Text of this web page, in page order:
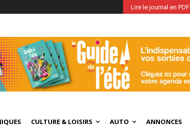
Lire le journal en PDF
CULTURE & LOISIRS AUTO ANNONCES